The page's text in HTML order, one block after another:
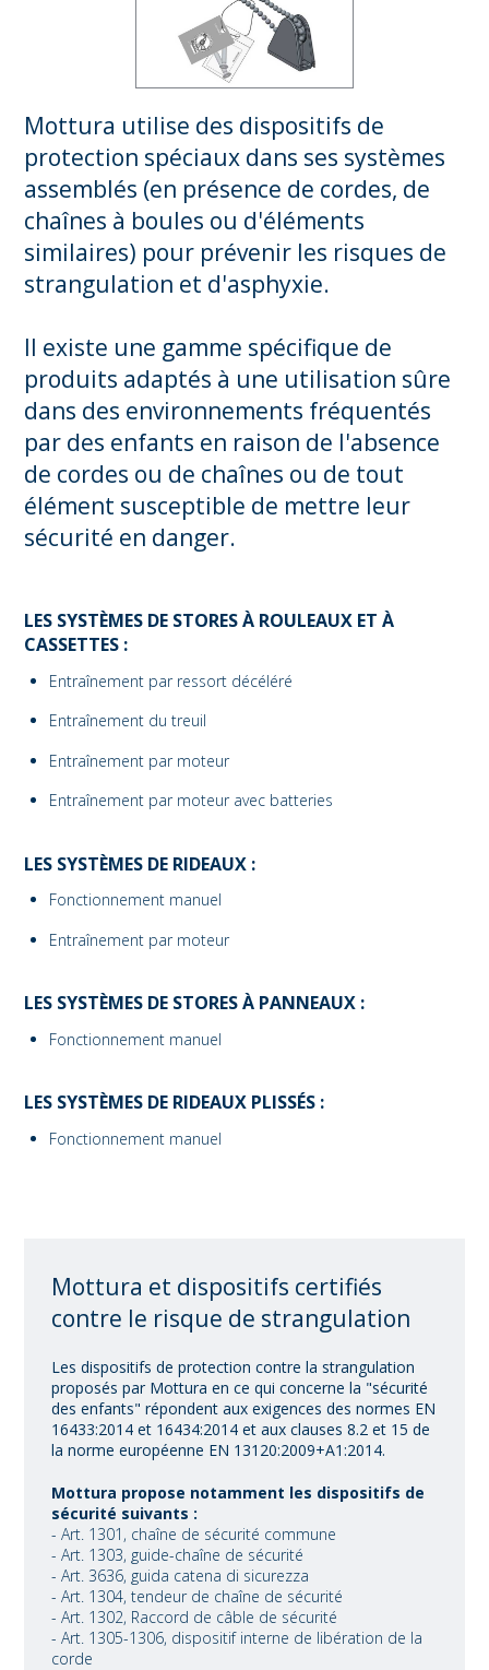
Mottura utilise des dispositifs de
protection spéciaux dans ses systèmes
assemblés (en présence de cordes, de
chaînes à boules ou d'éléments
similaires) pour prévenir les risques de
strangulation et d'asphyxie.
Il existe une gamme spécifique de
produits adaptés à une utilisation sûre
dans des environnements fréquentés
par des enfants en raison de l'absence
de cordes ou de chaînes ou de tout
élément susceptible de mettre leur
sécurité en danger.
LES SYSTÈMES DE STORES À ROULEAUX ET À
CASSETTES :
Entraînement par ressort décéléré
Entraînement du treuil
Entraînement par moteur
Entraînement par moteur avec batteries
LES SYSTÈMES DE RIDEAUX :
Fonctionnement manuel
Entraînement par moteur
LES SYSTÈMES DE STORES À PANNEAUX :
Fonctionnement manuel
LES SYSTÈMES DE RIDEAUX PLISSÉS :
Fonctionnement manuel
Mottura et dispositifs certifiés
contre le risque de strangulation
Les dispositifs de protection contre la strangulation
proposés par Mottura en ce qui concerne la "sécurité
des enfants" répondent aux exigences des normes EN
16433:2014 et 16434:2014 et aux clauses 8.2 et 15 de
la norme européenne EN 13120:2009+A1:2014.
Mottura propose notamment les dispositifs de
sécurité suivants :
- Art. 1301, chaîne de sécurité commune
- Art. 1303, guide-chaîne de sécurité
- Art. 3636, guida catena di sicurezza
- Art. 1304, tendeur de chaîne de sécurité
- Art. 1302, Raccord de câble de sécurité
- Art. 1305-1306, dispositif interne de libération de la
corde